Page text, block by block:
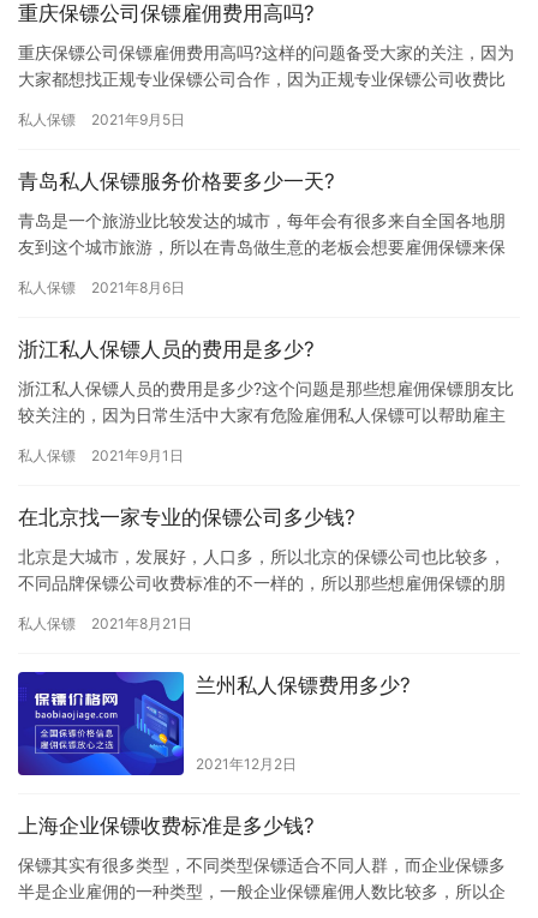
重庆保镖公司保镖雇佣费用高吗?
重庆保镖公司保镖雇佣费用高吗?这样的问题备受大家的关注，因为
大家都想找正规专业保镖公司合作，因为正规专业保镖公司收费比
大…
私人保镖 2021年9月5日
青岛私人保镖服务价格要多少一天?
青岛是一个旅游业比较发达的城市，每年会有很多来自全国各地朋
友到这个城市旅游，所以在青岛做生意的老板会想要雇佣保镖来保
能…
私人保镖 2021年8月6日
浙江私人保镖人员的费用是多少?
浙江私人保镖人员的费用是多少?这个问题是那些想雇佣保镖朋友比
较关注的，因为日常生活中大家有危险雇佣私人保镖可以帮助雇主
人员…
私人保镖 2021年9月1日
在北京找一家专业的保镖公司多少钱?
北京是大城市，发展好，人口多，所以北京的保镖公司也比较多，
不同品牌保镖公司收费标准的不一样的，所以那些想雇佣保镖的朋
镖公司…
私人保镖 2021年8月21日
兰州私人保镖费用多少?
2021年12月2日
上海企业保镖收费标准是多少钱?
保镖其实有很多类型，不同类型保镖适合不同人群，而企业保镖多
半是企业雇佣的一种类型，一般企业保镖雇佣人数比较多，所以企